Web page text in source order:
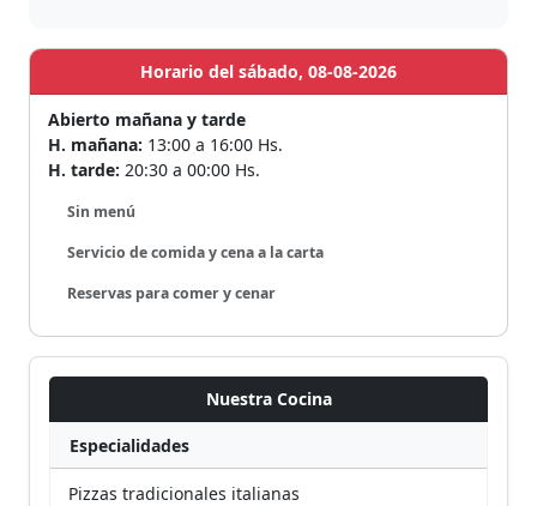
Horario del sábado, 08-08-2026
Abierto mañana y tarde
H. mañana: 13:00 a 16:00 Hs.
H. tarde: 20:30 a 00:00 Hs.
Sin menú
Servicio de comida y cena a la carta
Reservas para comer y cenar
Nuestra Cocina
Especialidades
Pizzas tradicionales italianas